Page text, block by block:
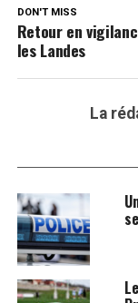
DON'T MISS
Retour en
les Landes
La